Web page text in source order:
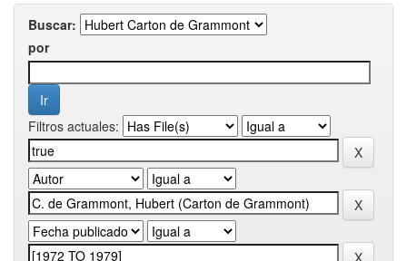
Buscar:
por
Filtros actuales: